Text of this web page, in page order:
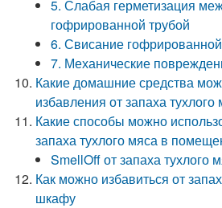
5. Слабая герметизация
гофрированной трубой
6. Свисание
7. Механические
Какие домашние средства
избавления от запаха
Какие способы можно
запаха тухлого мяса в
SmellOff от запаха тухлого
Как можно избавиться от
шкафу